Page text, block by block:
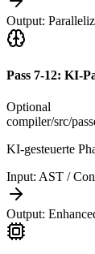
Output:
Pass 7-12: KI-
Optional
compiler/src/
KI-gesteuerte
Input: AST /
Output: